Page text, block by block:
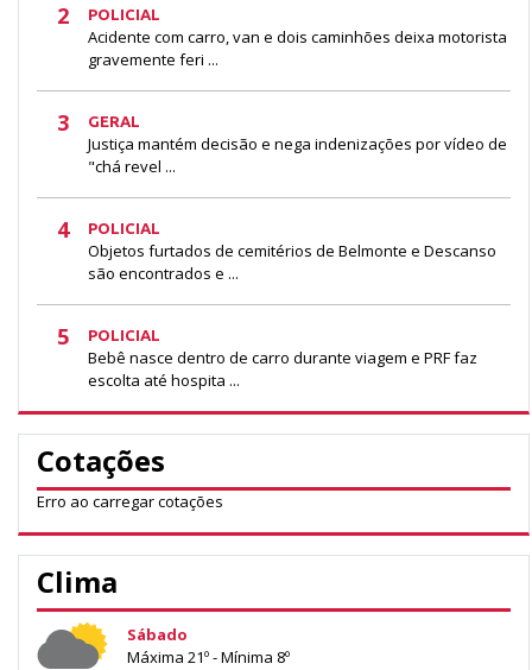
2 POLICIAL
Acidente com carro, van e dois caminhões deixa motorista
gravemente feri ...
3 GERAL
Justiça mantém decisão e nega indenizações por vídeo de
"chá revel ...
4 POLICIAL
Objetos furtados de cemitérios de Belmonte e Descanso
são encontrados e ...
5 POLICIAL
Bebê nasce dentro de carro durante viagem e PRF faz
escolta até hospita ...
Cotações
Erro ao carregar cotações
Clima
Sábado
Máxima 21º - Mínima 8º